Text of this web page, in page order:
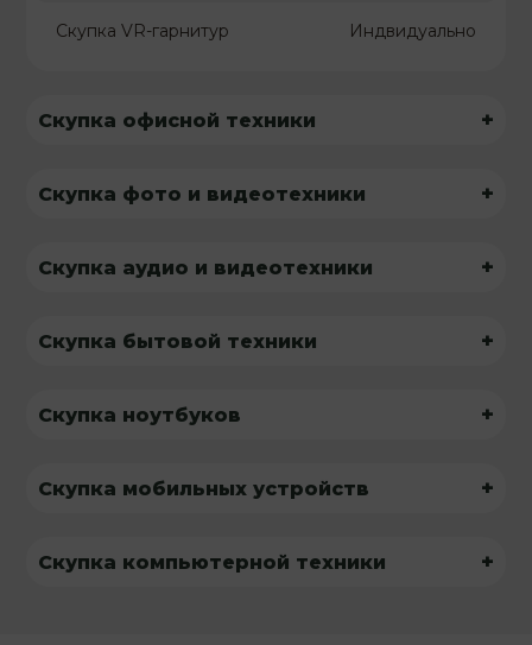
Скупка VR-гарнитур Индвидуально
Скупка офисной техники +
Скупка фото и видеотехники +
Скупка аудио и видеотехники +
Скупка бытовой техники +
Скупка ноутбуков +
Скупка мобильных устройств +
Скупка компьютерной техники +